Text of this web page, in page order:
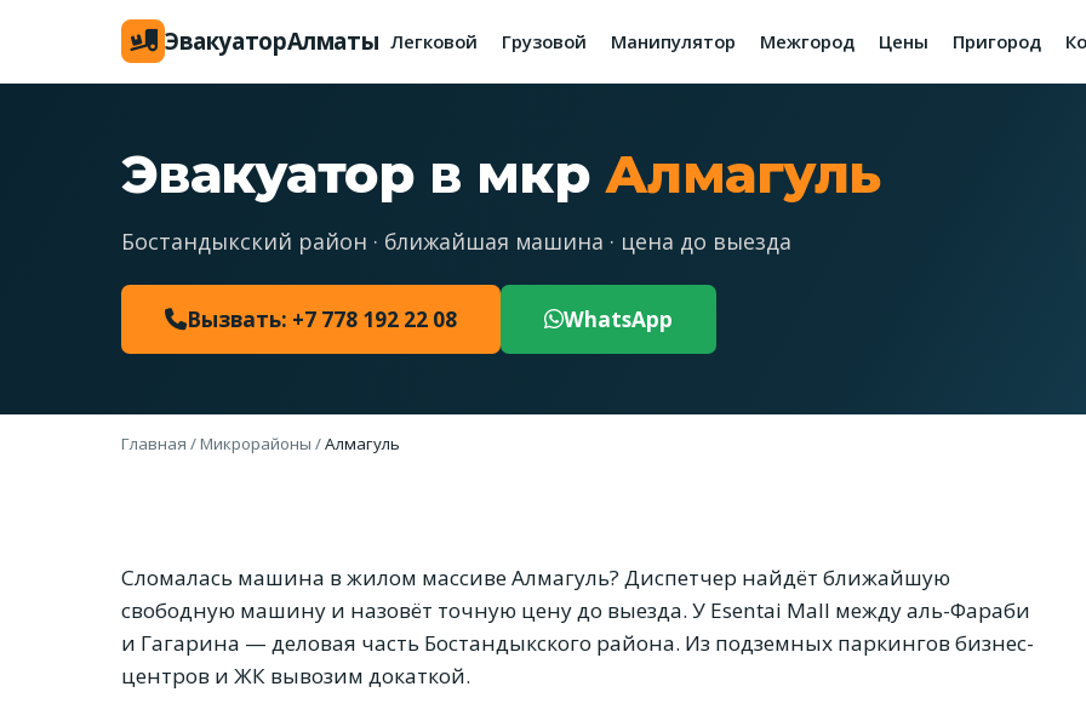
ЭвакуаторАлматы Легковой Грузовой Манипулятор Межгород Цены Пригород
Эвакуатор в мкр Алмагуль
Бостандыкский район · ближайшая машина · цена до выезда
Вызвать: +7 778 192 22 08 WhatsApp
Главная /Микрорайоны /Алмагуль
Сломалась машина в жилом массиве Алмагуль? Диспетчер найдёт ближайшую
свободную машину и назовёт точную цену до выезда. У Esentai Mall между аль-Фараби
и Гагарина — деловая часть Бостандыкского района. Из подземных паркингов бизнес-
центров и ЖК вывозим докаткой.